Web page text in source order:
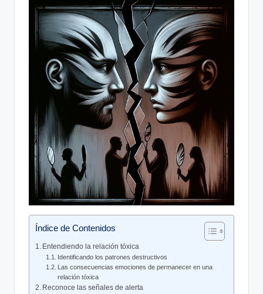
Índice de Contenidos
Entendiendo la relación tóxica
Identificando los patrones destructivos
Las consecuencias emociones de permanecer en una
relación tóxica
Reconoce las señales de alerta